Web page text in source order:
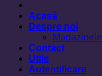
Acasă
Despre noi
Contact
Utile
Autentificare